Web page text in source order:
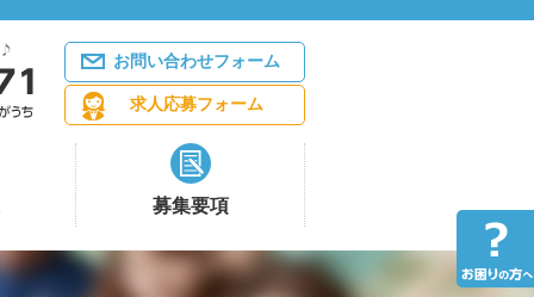
お問い合わせフォーム
求人応募フォーム
募集要項